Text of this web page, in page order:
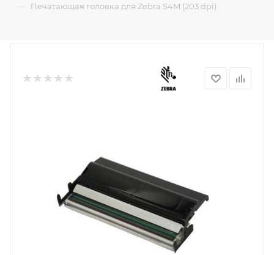
— Печатающая головка для Zebra S4M (203 dpi)